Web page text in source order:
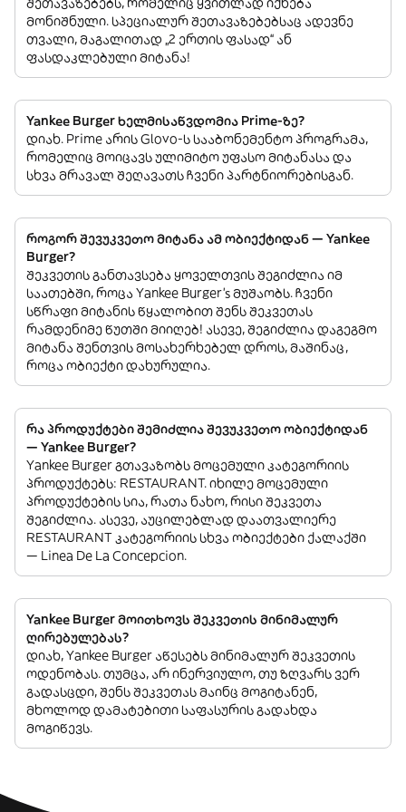
მონიშნული. სპეციალურ შეთავაზებებსაც ადევნე
თვალი, მაგალითად „2 ერთის ფასად“ ან
ფასდაკლებული მიტანა!
Yankee Burger ხელმისაწვდომია Prime-ზე?
დიახ. Prime არის Glovo-ს სააბონემენტო პროგრამა,
რომელიც მოიცავს ულიმიტო უფასო მიტანასა და
სხვა მრავალ შეღავათს ჩვენი პარტნიორებისგან.
როგორ შევუკვეთო მიტანა ამ ობიექტიდან — Yankee
Burger?
შეკვეთის განთავსება ყოველთვის შეგიძლია იმ
საათებში, როცა Yankee Burger’s მუშაობს. ჩვენი
სწრაფი მიტანის წყალობით შენს შეკვეთას
რამდენიმე წუთში მიიღებ! ასევე, შეგიძლია დაგეგმო
მიტანა შენთვის მოსახერხებელ დროს, მაშინაც,
როცა ობიექტი დახურულია.
რა პროდუქტები შემიძლია შევუკვეთო ობიექტიდან
— Yankee Burger?
Yankee Burger გთავაზობს მოცემული კატეგორიის
პროდუქტებს: RESTAURANT. იხილე მოცემული
პროდუქტების სია, რათა ნახო, რისი შეკვეთა
შეგიძლია. ასევე, აუცილებლად დაათვალიერე
RESTAURANT კატეგორიის სხვა ობიექტები ქალაქში
— Linea De La Concepcion.
Yankee Burger მოითხოვს შეკვეთის მინიმალურ
ღირებულებას?
დიახ, Yankee Burger აწესებს მინიმალურ შეკვეთის
ოდენობას. თუმცა, არ ინერვიულო, თუ ზღვარს ვერ
გადასცდი, შენს შეკვეთას მაინც მოგიტანენ,
მხოლოდ დამატებითი საფასურის გადახდა
მოგიწევს.